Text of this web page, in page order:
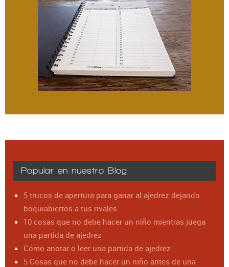
Popular en nuestro Blog
5 trucos de apertura para ganar al ajedrez dejando
boquiabiertos a tus rivales
10 cosas que no debe hacer un niño mientras juega
una partida de ajedrez
Cómo anotar o leer una partida de ajedrez
5 Cosas que no debe hacer un niño antes de una